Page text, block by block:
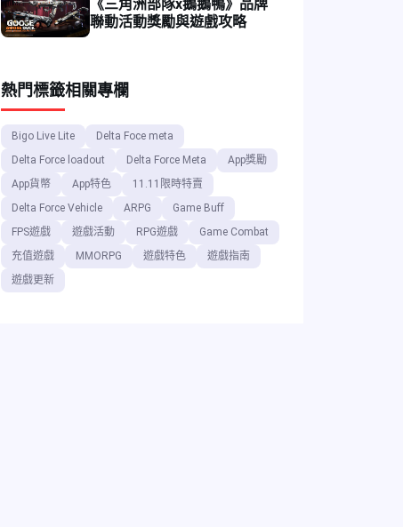
《三角洲部隊x鵝鵝鴨》品牌
聯動活動獎勵與遊戲攻略
熱門標籤相關專欄
Bigo Live Lite
Delta Foce meta
Delta Force loadout
Delta Force Meta
App獎勵
App貨幣
App特色
11.11限時特賣
Delta Force Vehicle
ARPG
Game Buff
FPS遊戲
遊戲活動 RPG遊戲
Game Combat
充值遊戲
MMORPG 遊戲特色
遊戲指南
遊戲更新